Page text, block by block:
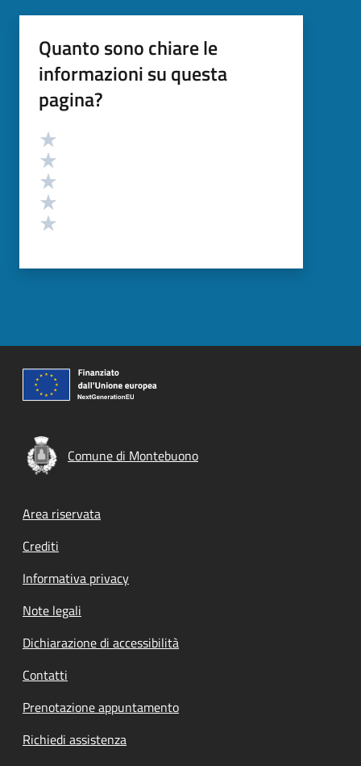
Quanto sono chiare le
informazioni su questa
pagina?
Valutazione
Comune di Montebuono
Footer menu
Area riservata
Crediti
Informativa privacy
Note legali
Dichiarazione di accessibilità
Contatti
Prenotazione appuntamento
Richiedi assistenza